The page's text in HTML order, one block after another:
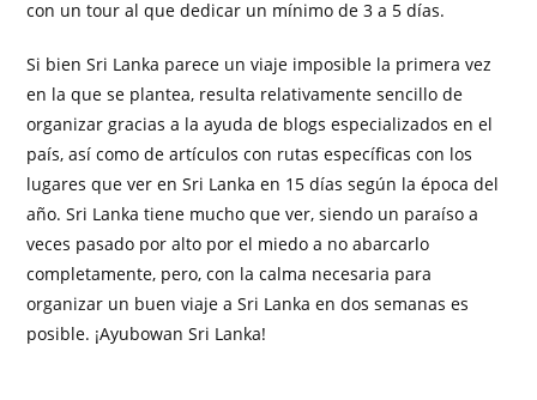
con un tour al que dedicar un mínimo de 3 a 5 días.
Si bien Sri Lanka parece un viaje imposible la primera vez
en la que se plantea, resulta relativamente sencillo de
organizar gracias a la ayuda de blogs especializados en el
país, así como de artículos con rutas específicas con los
lugares que ver en Sri Lanka en 15 días según la época del
año. Sri Lanka tiene mucho que ver, siendo un paraíso a
veces pasado por alto por el miedo a no abarcarlo
completamente, pero, con la calma necesaria para
organizar un buen viaje a Sri Lanka en dos semanas es
posible. ¡Ayubowan Sri Lanka!